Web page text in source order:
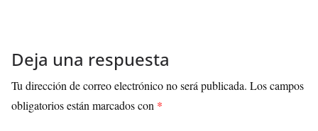
Deja una respuesta
Tu dirección de correo electrónico no será publicada. Los campos
obligatorios están marcados con *